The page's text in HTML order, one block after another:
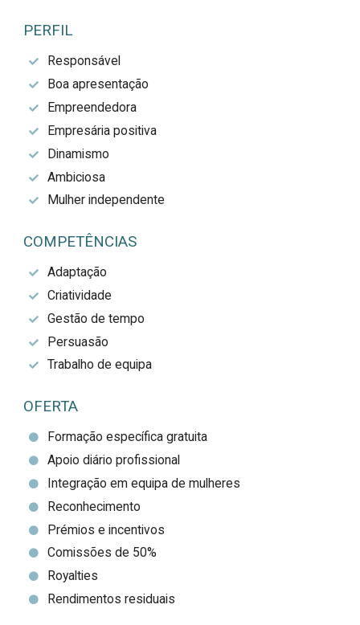
PERFIL
Responsável
Boa apresentação
Empreendedora
Empresária positiva
Dinamismo
Ambiciosa
Mulher independente
COMPETÊNCIAS
Adaptação
Criatividade
Gestão de tempo
Persuasão
Trabalho de equipa
OFERTA
Formação específica gratuita
Apoio diário profissional
Integração em equipa de mulheres
Reconhecimento
Prémios e incentivos
Comissões de 50%
Royalties
Rendimentos residuais